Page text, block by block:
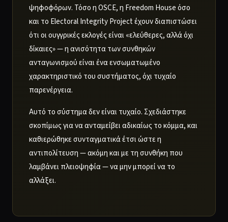
ψηφοφόρων. Τόσο η OSCE, η Freedom House όσο
και το Electoral Integrity Project έχουν διαπιστώσει
ότι οι ουγγρικές εκλογές είναι «ελεύθερες, αλλά όχι
δίκαιες» — η ανισότητα των συνθηκών
ανταγωνισμού είναι ένα ενσωματωμένο
χαρακτηριστικό του συστήματος, όχι τυχαίο
παρενέργεια.
Αυτό το σύστημα δεν είναι τυχαίο. Σχεδιάστηκε
σκοπίμως για να ανταμείβει αδικαίως το κόμμα, και
καθιερώθηκε συνταγματικά έτσι ώστε η
αντιπολίτευση — ακόμη και με τη συνθήκη που
λαμβάνει πλειοψηφία — να μην μπορεί να το
αλλάξει.